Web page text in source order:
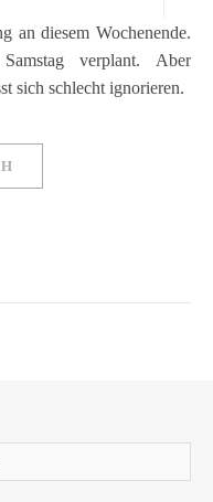
verplant. Aber
sich schlecht ignorieren.